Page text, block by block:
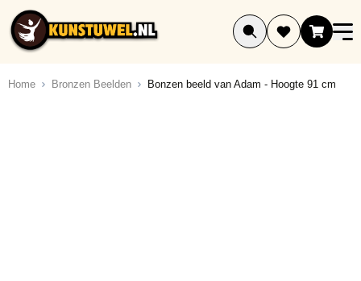
Ga naar de inhoud
Home Bronzen Beelden Bonzen beeld van Adam - Hoogte 91 cm